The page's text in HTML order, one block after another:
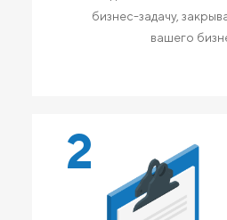
бизнес-задачу,
вашего
2